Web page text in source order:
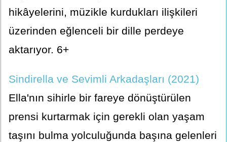
hikâyelerini, müzikle kurdukları ilişkileri
üzerinden eğlenceli bir dille perdeye
aktarıyor. 6+
Sindirella ve Sevimli Arkadaşları (2021)
Ella'nın sihirle bir fareye dönüştürülen
prensi kurtarmak için gerekli olan yaşam
taşını bulma yolculuğunda başına gelenleri